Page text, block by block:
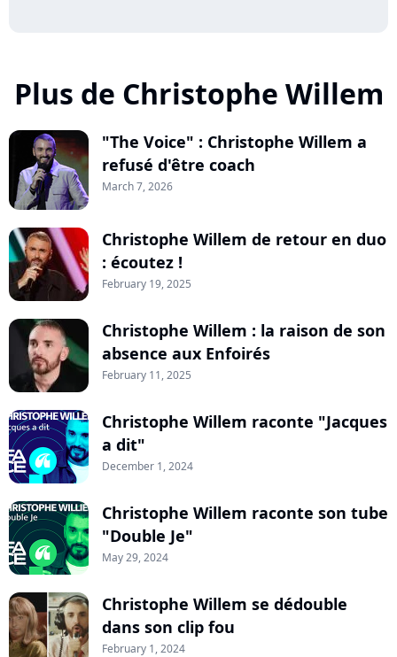
Plus de Christophe Willem
"The Voice" : Christophe Willem a
refusé d'être coach
March 7, 2026
Christophe Willem de retour en duo
: écoutez !
February 19, 2025
Christophe Willem : la raison de son
absence aux Enfoirés
February 11, 2025
Christophe Willem raconte "Jacques
a dit"
December 1, 2024
Christophe Willem raconte son tube
"Double Je"
May 29, 2024
Christophe Willem se dédouble
dans son clip fou
February 1, 2024